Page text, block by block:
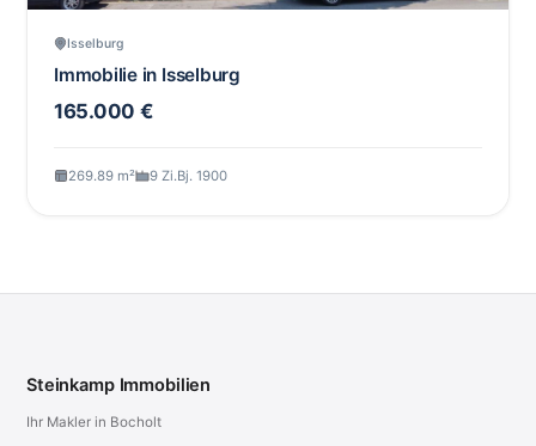
Isselburg
Immobilie in Isselburg
165.000 €
269.89 m² 9 Zi.Bj. 1900
Steinkamp Immobilien
Ihr Makler in Bocholt